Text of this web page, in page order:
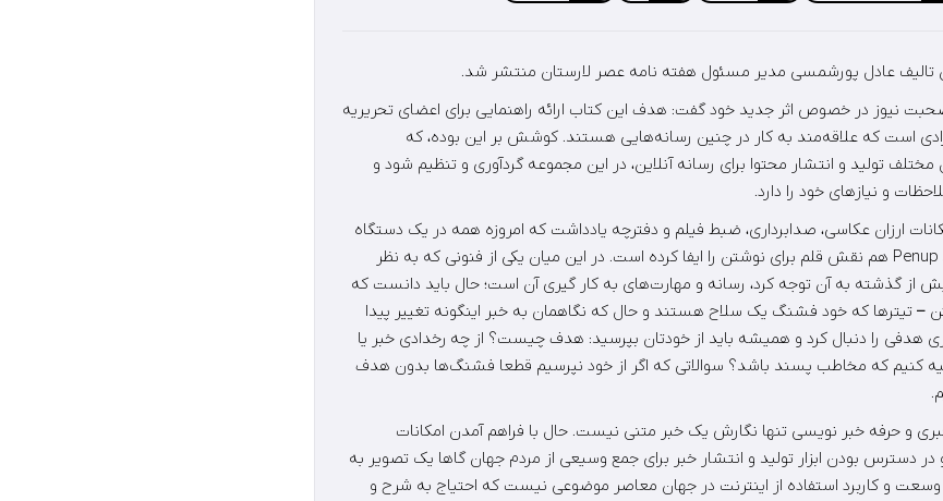
تالیف عادل پورشمسی مدیر مسئول هفته نامه عصر لارستان منتشر شد.
نیوز در خصوص اثر جدید خود گفت: هدف این کتاب ارائه راهنمایی برای اعضای تحریریه
است که علاقه‌مند به کار در چنین رسانه‌هایی هستند. کوشش بر این بوده، که
تولید و انتشار محتوا برای رسانه آنلاین، در این مجموعه گردآوری و تنظیم شود و
و نیازهای خود را دارد.
ارزان عکاسی، صدابرداری، ضبط فیلم و دفترچه یادداشت که امروزه همه در یک دستگاه
تلفن همراه خلاصه می شود، Penup هم نقش قلم برای نوشتن را ایفا کرده است. در این میان یکی از فنونی که به نظر
از گذشته به آن توجه کرد، رسانه و مهارت‌های به کار گیری آن است؛ حال باید دانست که
– تیترها که خود فشنگ یک سلاح هستند و حال که نگاهمان به خبر اینگونه تغییر پیدا
هدفی را دنبال کرد و همیشه باید از خودتان بپرسید: هدف چیست؟ از چه رخدادی خبر یا
کنیم که مخاطب پسند باشد؟ سوالاتی که اگر از خود نپرسیم قطعا فشنگ‌ها بدون هدف
و حرفه خبر نویسی تنها نگارش یک خبر متنی نیست. حال با فراهم آمدن امکانات
در دسترس بودن ابزار تولید و انتشار خبر برای جمع وسیعی از مردم جهان گاها یک تصویر به
وسعت و کاربرد استفاده از اینترنت در جهان معاصر موضوعی نیست که احتیاج به شرح و